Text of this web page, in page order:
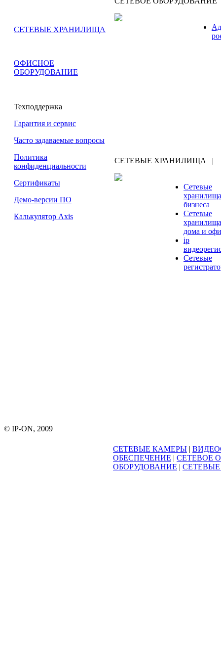
СЕТЕВЫЕ ХРАНИЛИЩА
ОФИСНОЕ
ОБОРУДОВАНИЕ
Техподдержка
Гарантия и сервис
Часто задаваемые вопросы
Политика
конфиденциальности
Сертификаты
Демо-версии ПО
Калькулятор Axis
СЕТЕВЫЕ ХРАНИЛИЩА |
Сетевые
бизнеса
Сетевые
дома и
ip
Сетевые
© IP-ON, 2009
СЕТЕВЫЕ КАМЕРЫ |
ОБЕСПЕЧЕНИЕ | СЕТЕВОЕ
ОБОРУДОВАНИЕ |